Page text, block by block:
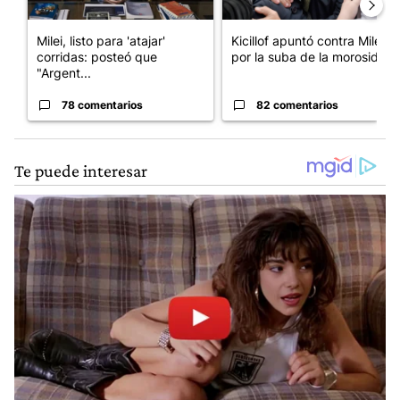
Milei, listo para 'atajar'
corridas: posteó que
"Argent...
78 comentarios
Kicillof apuntó contra Milei
por la suba de la morosida...
82 comentarios